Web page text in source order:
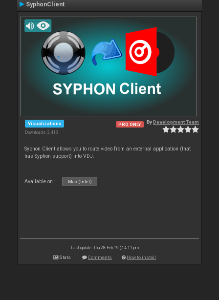
SyphonClient
Visualizations
Downloads: 2 413
PRO ONLY ByDevelopment Team
Syphon Client allows you to route video from an external application (that
has Syphon support) into VDJ.
Available on : Mac (Intel)
Last update: Thu 28 Feb 19 @ 4:11 pm
Stats Comments How to install